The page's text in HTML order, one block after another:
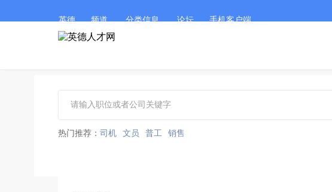
英德 频道 分类信息 论坛 手机客户端
热门推荐： 司机 文员 普工 销售